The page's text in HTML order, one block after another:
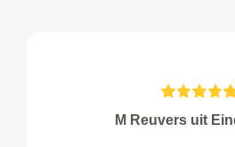
M Reuvers uit